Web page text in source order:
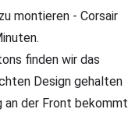
montieren - Corsair
finden wir das
Design gehalten
an der Front bekommt